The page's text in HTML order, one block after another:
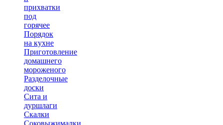
прихватки
под
горячее
Порядок
на кухне
Приготовление
домашнего
мороженого
Разделочные
доски
Сита и
дуршлаги
Скалки
Соковыжималки